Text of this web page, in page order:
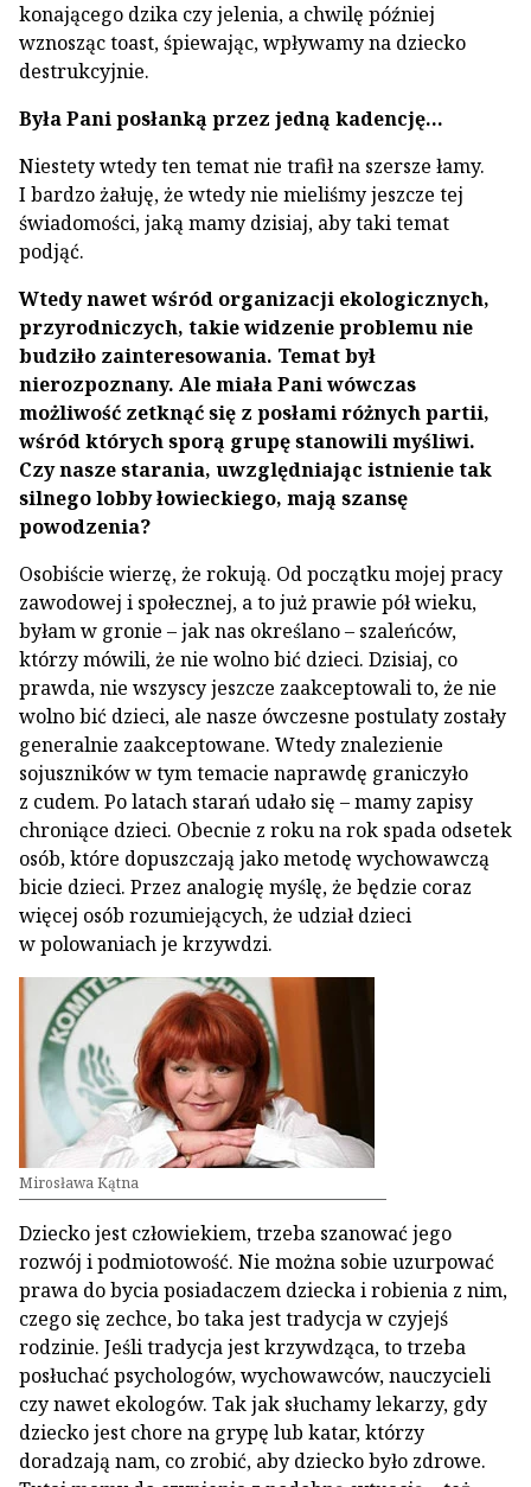
konającego dzika czy jelenia, a chwilę później
wznosząc toast, śpiewając, wpływamy na dziecko
destrukcyjnie.
Była Pani posłanką przez jedną kadencję…
Niestety wtedy ten temat nie trafił na szersze łamy.
I bardzo żałuję, że wtedy nie mieliśmy jeszcze tej
świadomości, jaką mamy dzisiaj, aby taki temat
podjąć.
Wtedy nawet wśród organizacji ekologicznych,
przyrodniczych, takie widzenie problemu nie
budziło zainteresowania. Temat był
nierozpoznany. Ale miała Pani wówczas
możliwość zetknąć się z posłami różnych partii,
wśród których sporą grupę stanowili myśliwi.
Czy nasze starania, uwzględniając istnienie tak
silnego lobby łowieckiego, mają szansę
powodzenia?
Osobiście wierzę, że rokują. Od początku mojej pracy
zawodowej i społecznej, a to już prawie pół wieku,
byłam w gronie – jak nas określano – szaleńców,
którzy mówili, że nie wolno bić dzieci. Dzisiaj, co
prawda, nie wszyscy jeszcze zaakceptowali to, że nie
wolno bić dzieci, ale nasze ówczesne postulaty zostały
generalnie zaakceptowane. Wtedy znalezienie
sojuszników w tym temacie naprawdę graniczyło
z cudem. Po latach starań udało się – mamy zapisy
chroniące dzieci. Obecnie z roku na rok spada odsetek
osób, które dopuszczają jako metodę wychowawczą
bicie dzieci. Przez analogię myślę, że będzie coraz
więcej osób rozumiejących, że udział dzieci
w polowaniach je krzywdzi.
Mirosława Kątna
Dziecko jest człowiekiem, trzeba szanować jego
rozwój i podmiotowość. Nie można sobie uzurpować
prawa do bycia posiadaczem dziecka i robienia z nim,
czego się zechce, bo taka jest tradycja w czyjejś
rodzinie. Jeśli tradycja jest krzywdząca, to trzeba
posłuchać psychologów, wychowawców, nauczycieli
czy nawet ekologów. Tak jak słuchamy lekarzy, gdy
dziecko jest chore na grypę lub katar, którzy
doradzają nam, co zrobić, aby dziecko było zdrowe.